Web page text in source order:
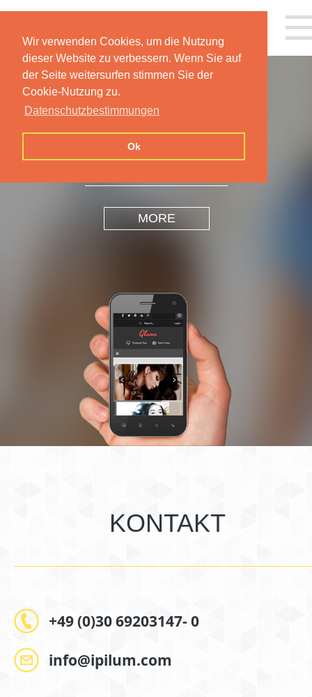
Wir verwenden Cookies, um die Nutzung
dieser Website zu verbessern. Wenn Sie auf
der Seite weitersurfen stimmen Sie der
Cookie-Nutzung zu.
Datenschutzbestimmungen
Ok
INSPIRATION
DESIGN
MORE
KONTAKT
+49 (0)30 69203147- 0
info@ipilum.com